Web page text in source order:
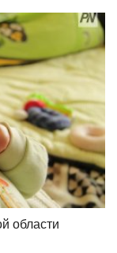
области